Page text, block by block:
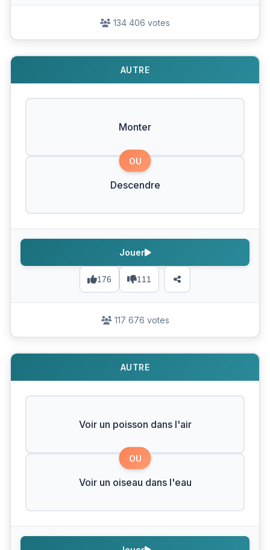
134 406 votes
AUTRE
Monter
OU
Descendre
176 111
Jouer
117 676 votes
AUTRE
Voir un poisson dans l'air
OU
Voir un oiseau dans l'eau